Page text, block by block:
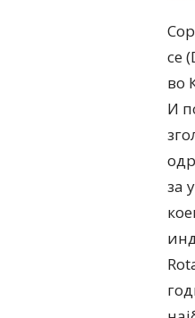
се
во
И
за